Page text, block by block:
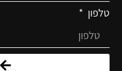
טלפון